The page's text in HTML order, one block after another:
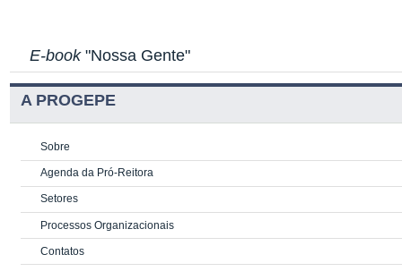
E-book"Nossa Gente"
A PROGEPE
Sobre
Agenda da Pró-Reitora
Setores
Processos Organizacionais
Contatos